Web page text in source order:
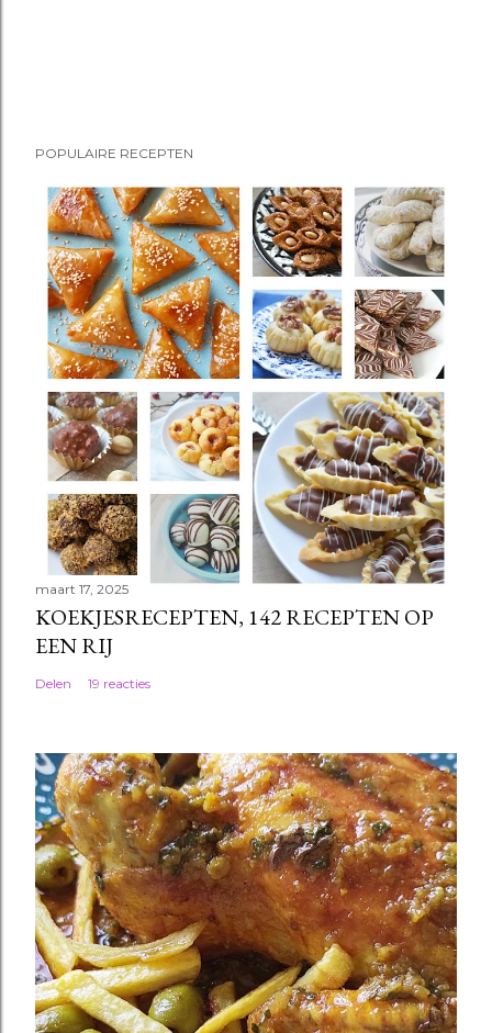
POPULAIRE RECEPTEN
maart 17, 2025
KOEKJESRECEPTEN, 142 RECEPTEN OP
EEN RIJ
Delen 19 reacties